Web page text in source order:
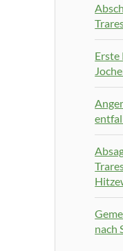
Erste
nach